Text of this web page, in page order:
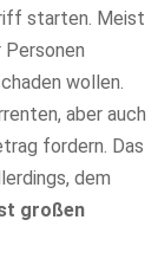
starten. Meist
Personen
wollen.
aber auch
fordern. Das
dem
großen